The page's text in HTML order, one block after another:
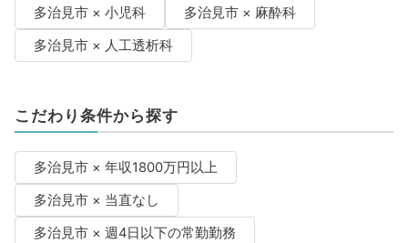
多治見市 × 小児科
多治見市 × 麻酔科
多治見市 × 人工透析科
こだわり条件から探す
多治見市 × 年収1800万円以上
多治見市 × 当直なし
多治見市 × 週4日以下の常勤勤務